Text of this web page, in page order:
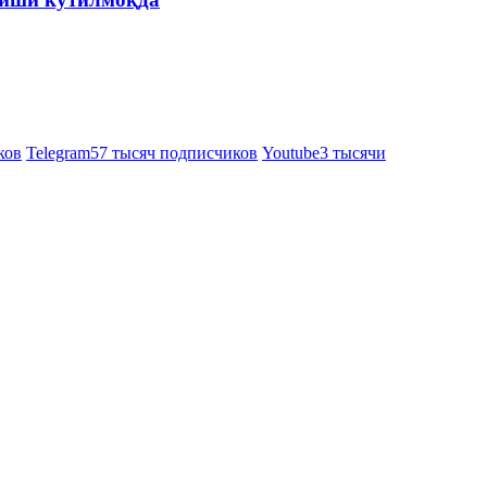
Telegram57 тысяч подписчиков Youtube3 тысячи